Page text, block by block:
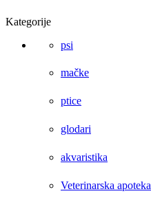
Kategorije
psi
mačke
ptice
glodari
akvaristika
Veterinarska apoteka